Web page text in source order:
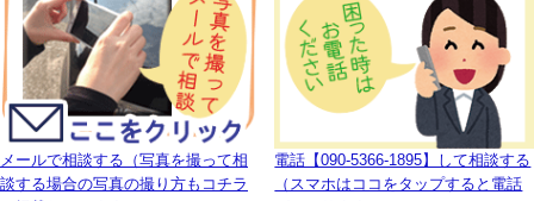
メールで相談する（写真を撮って相
談する場合の写真の撮り方もコチラ
電話【090-5366-1895】して相談する
（スマホはココをタップすると電話